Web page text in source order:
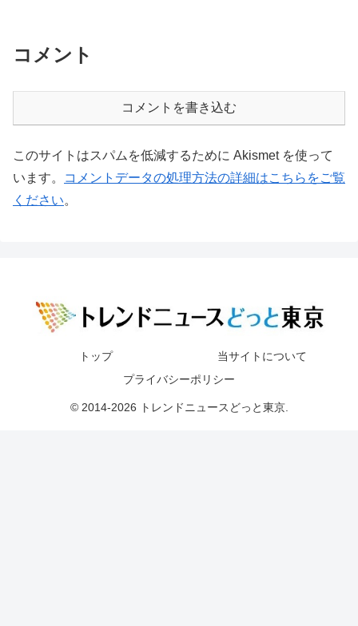
コメント
コメントを書き込む
このサイトはスパムを低減するために Akismet を使って
います。
コメントデータの処理方法の詳細はこちらをご覧
ください。
トップ
当サイトについて
プライバシーポリシー
© 2014-2026 トレンドニュースどっと東京.